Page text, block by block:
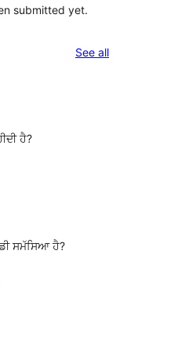
submitted yet.
See allreviews
ਹੈ?
ਸਮੱਸਿਆ ਹੈ?